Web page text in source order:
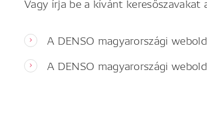
A DENSO magyarországi
A DENSO magyarországi